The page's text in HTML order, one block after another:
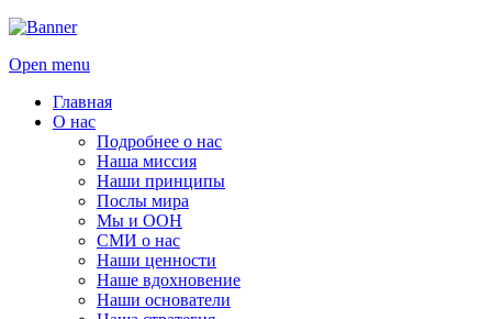
Open menu
Главная
О нас
Подробнее о нас
Наша миссия
Наши принципы
Послы мира
Мы и ООН
СМИ о нас
Наши ценности
Наше вдохновение
Наши основатели